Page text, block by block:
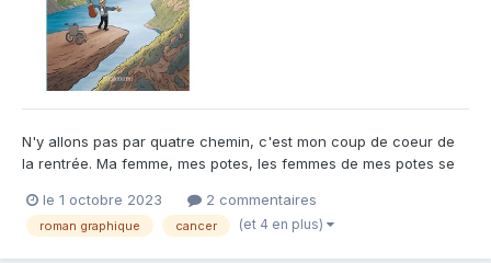
N'y allons pas par quatre chemin, c'est mon coup de coeur de
la rentrée. Ma femme, mes potes, les femmes de mes potes se
larmichettes, larmes ou sourires, jamais d'indifférence.
Graphiquement c'est fluide, terriblement ex...
le 1 octobre 2023 2 commentaires
roman graphique cancer (et 4 en plus)